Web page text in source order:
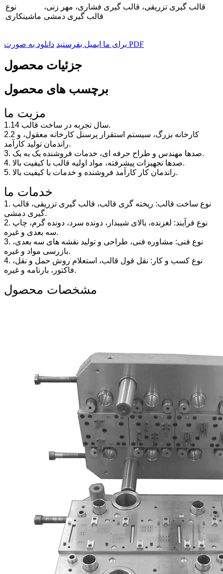
نوع
ماشینکاری
قالب گیری تزریقی، قالب گیری فشاری، مهر زنی،
قالب گیری دمشی
برای ما ایمیل بفرستید دانلود به صورت PDF
جزئیات محصول
برچسب های محصول
مزیت ما
1.14 سال تجربه در ساخت قالب.
2.2 کارخانه بزرگ، سیستم استقرار پرسنل کارخانه معقول، و
راندمان تولید کارآمد.
3. صدها مهندس و طراح حرفه ای، خدمات فروشنده یک به یک.
4. صدها تجهیزات پیشرفته، مواد اولیه قالب با کیفیت بالا.
5. راندمان کار کارآمد فروشنده و خدمات با کیفیت بالا.
خدمات ما
1. نوع ساخت قالب: ریخته گری قالب، قالب گیری تزریقی، قالب
گیری دمشی.
2. نوع فرآیند: لغزنده، بالای شیبدار، دونده سرد، دونده گرم، چاپ
سه بعدی و غیره.
3. نوع فنی: مشاوره فنی، طراحی و تولید نقشه های سه بعدی،
بازرسی مواد و غیره.
4. نوع کسب و کار: نقل قول قالب، استعلام روش حمل و نقل،
فاکتور، بارنامه و غیره.
مشخصات محصول